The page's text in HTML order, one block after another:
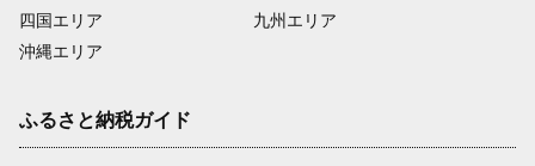
四国エリア
沖縄エリア
九州エリア
ふるさと納税ガイド